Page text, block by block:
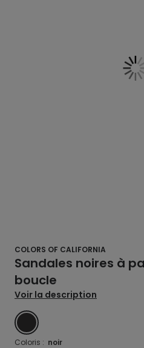
COLORS OF CALIFORNIA
Sandales noires à
boucle
Voir la description
NOIR
Coloris : noir